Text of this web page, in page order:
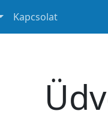
Kapcsolat